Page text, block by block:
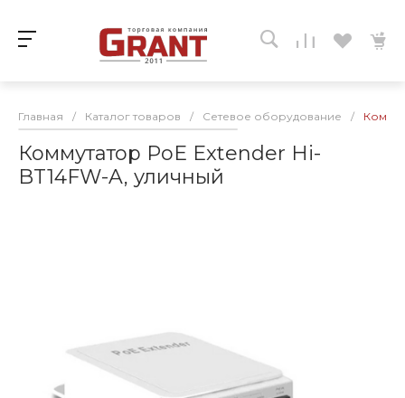
Главная / Каталог товаров / Сетевое оборудование /
Коммутатор PoE Extender Hi-
BT14FW-A, уличный